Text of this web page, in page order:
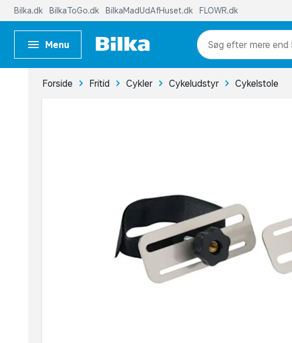
Bilka.dk BilkaToGo.dk BilkaMadUdAfHuset.dk FLOWR.dk
Menu mere end
Forside Fritid Cykler Cykeludstyr Cykelstole